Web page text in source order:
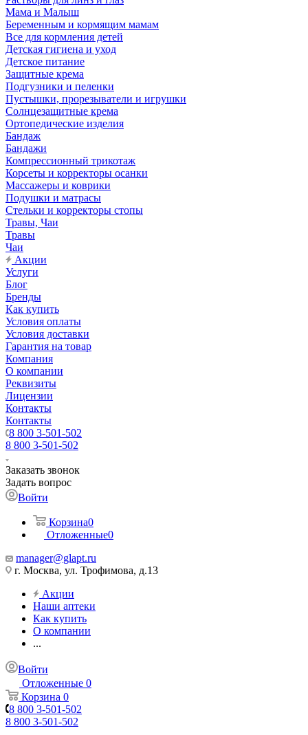
Мама и Малыш
Беременным и кормящим мамам
Все для кормления детей
Детская гигиена и уход
Детское питание
Защитные крема
Подгузники и пеленки
Пустышки, прорезыватели и игрушки
Солнцезащитные крема
Ортопедические изделия
Бандаж
Бандажи
Компрессионный трикотаж
Корсеты и корректоры осанки
Массажеры и коврики
Подушки и матрасы
Стельки и корректоры стопы
Травы, Чаи
Травы
Чаи
Акции
Услуги
Блог
Бренды
Как купить
Условия оплаты
Условия доставки
Гарантия на товар
Компания
О компании
Реквизиты
Лицензии
Контакты
Контакты
8 800 3-501-502
8 800 3-501-502
Заказать звонок
Задать вопрос
Войти
Корзина0
Отложенные0
manager@glapt.ru
г. Москва, ул. Трофимова, д.13
Акции
Наши аптеки
Как купить
О компании
...
Войти
Отложенные 0
Корзина 0
8 800 3-501-502
8 800 3-501-502